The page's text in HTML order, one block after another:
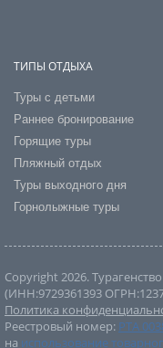
ТИПЫ ОТДЫХА
Туры с детьми
Раннее бронирование
Горящие туры
Пляжный отдых
Туры выходного дня
Горнолыжные туры
Copyright 2026.
(ИНН:9729361393
Политика
Реестровый номер: РТА
на использование